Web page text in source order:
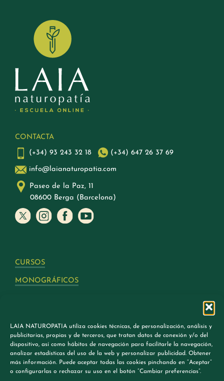
LAIA NATUROPATIA utiliza cookies técnicas, de personalización, análisis y
publicitarias, propias y de terceros, que tratan datos de conexión y/o del
dispositivo, así como hábitos de navegación para facilitarle la navegación,
analizar estadísticas del uso de la web y personalizar publicidad. Obtener
más información. Puede aceptar todas las cookies pinchando en “Aceptar”
o configurarlas o rechazar su uso en el botón “Cambiar preferencias”.
CONTACTA
(+34) 93 243 32 18 (+34) 647 26 37 69
info@laianaturopatia.com
Paseo de la Paz, 11
08600 Berga (Barcelona)
CURSOS
MONOGRÁFICOS
LA ESCUELA
BLOG